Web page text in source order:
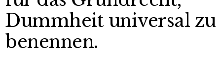
Dummheit universal zu
benennen.